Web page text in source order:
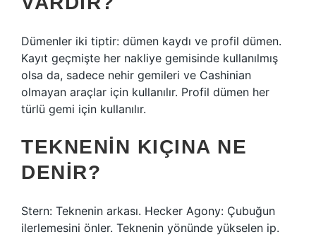
Dümenler iki tiptir: dümen kaydı ve profil dümen.
Kayıt geçmişte her nakliye gemisinde kullanılmış
olsa da, sadece nehir gemileri ve Cashinian
olmayan araçlar için kullanılır. Profil dümen her
türlü gemi için kullanılır.
TEKNENIN KIÇINA NE
DENIR?
Stern: Teknenin arkası. Hecker Agony: Çubuğun
ilerlemesini önler. Teknenin yönünde yükselen ip.